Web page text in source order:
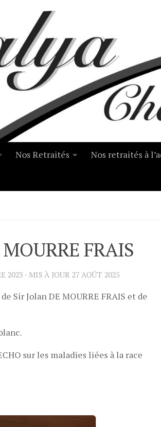
Nos Retraités Nos retraités à
FRAIS
2023· MIS À JOUR 27 AOÛT 2025
Sir Jolan DE MOURRE FRAIS et de
sur les maladies liées à la race